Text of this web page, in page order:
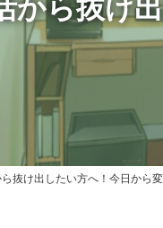
から抜け
抜け出したい方へ！今日から